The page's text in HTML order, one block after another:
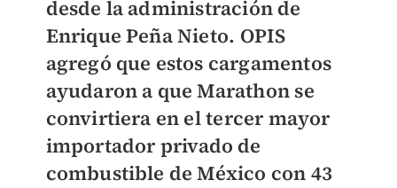
desde la administración de
Enrique Peña Nieto. OPIS
agregó que estos cargamentos
ayudaron a que Marathon se
convirtiera en eltercer mayor
importadorprivado de
combustible de México con 43